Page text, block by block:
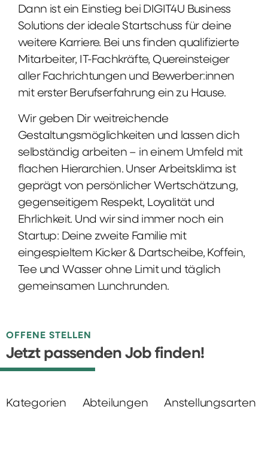
Dann ist ein Einstieg bei DIGIT4U Business
Solutions der ideale Startschuss für deine
weitere Karriere. Bei uns finden qualifizierte
Mitarbeiter, IT-Fachkräfte, Quereinsteiger
aller Fachrichtungen und Bewerber:innen
mit erster Berufserfahrung ein zu Hause.
Wir geben Dir weitreichende
Gestaltungsmöglichkeiten und lassen dich
selbständig arbeiten – in einem Umfeld mit
flachen Hierarchien. Unser Arbeitsklima ist
geprägt von persönlicher Wertschätzung,
gegenseitigem Respekt, Loyalität und
Ehrlichkeit. Und wir sind immer noch ein
Startup: Deine zweite Familie mit
eingespieltem Kicker & Dartscheibe, Koffein,
Tee und Wasser ohne Limit und täglich
gemeinsamen Lunchrunden.
OFFENE STELLEN
Jetzt passenden Job finden!
Kategorien Abteilungen Anstellungsarten